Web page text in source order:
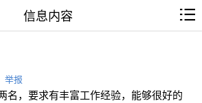
信息内容
举报
名，要求有丰富工作经验，能够很好的